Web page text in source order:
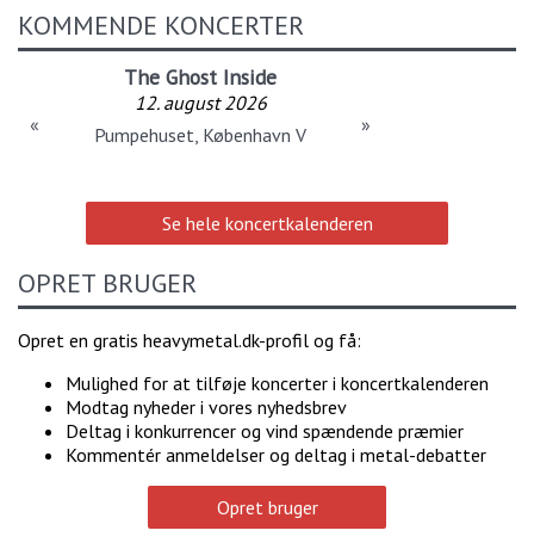
KOMMENDE KONCERTER
The Ghost Inside
12. august 2026
Pumpehuset, København V
« »
Se hele koncertkalenderen
OPRET BRUGER
Opret en gratis heavymetal.dk-profil og få:
Mulighed for at tilføje koncerter i koncertkalenderen
Modtag nyheder i vores nyhedsbrev
Deltag i konkurrencer og vind spændende præmier
Kommentér anmeldelser og deltag i metal-debatter
Opret bruger